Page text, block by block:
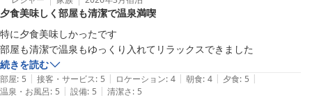
2026-04-05
夕食美味しく部屋も清潔で温泉満喫
特に夕食美味しかったです
部屋も清潔で温泉もゆっくり入れてリラックスできました
続きを読む
部屋: 5 | 接客・サービス: 5 | ロケーション: 4 | 朝食: 4 | 夕食: 5 |
温泉・お風呂: 5 | 設備: 5 | 清潔さ: 5